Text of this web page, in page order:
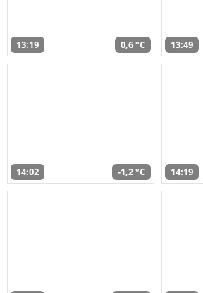
13:19 0,6 °C 13:49
14:02 -1,2 °C 14:19